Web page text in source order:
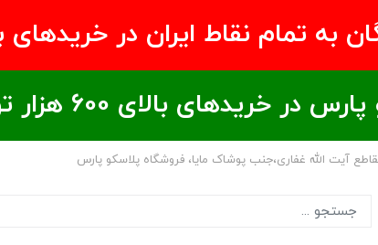
به تمام نقاط ایران در خریدهای بالای ۵/950/
۶00 هزار تومان / خرید بیشتر = تخفیف بیشتر
آیت الله غفاری،جنب پوشاک مایا، فروشگاه پلاسکو پارس